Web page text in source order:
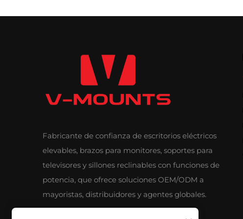
Fabricante de confianza de escritorios eléctricos
elevables, brazos para monitores, soportes para
televisores y sillones reclinables con funciones de
potencia, que ofrece soluciones OEM/ODM a
mayoristas, distribuidores y agentes globales.